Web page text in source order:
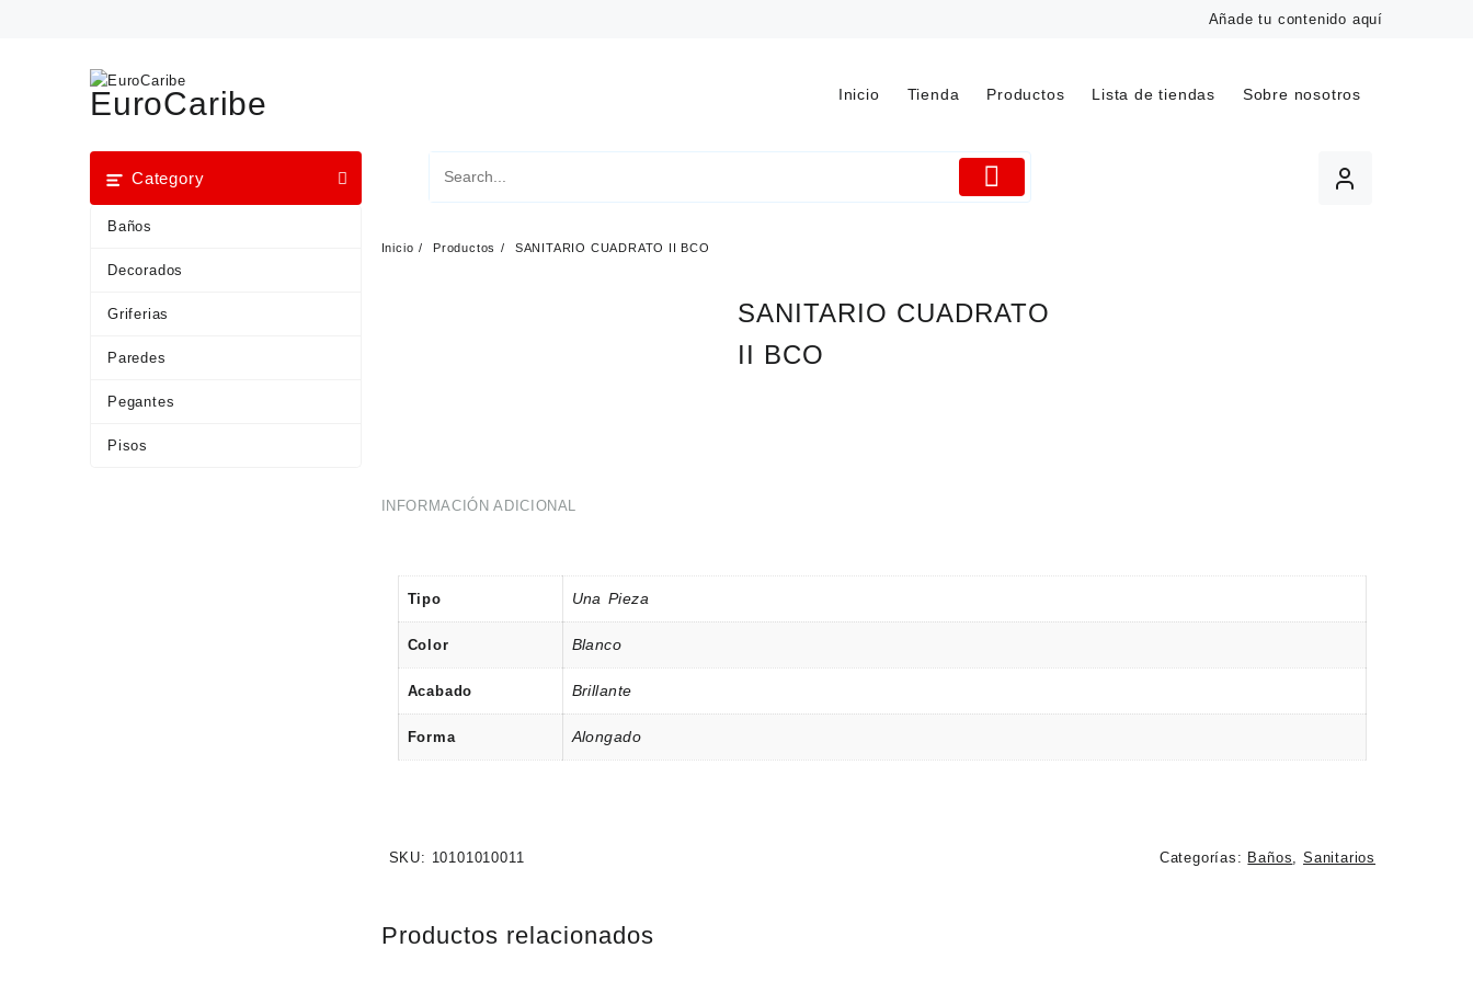
Añade tu contenido aquí
EuroCaribe Inicio Tienda Productos Lista de tiendas Sobre nosotros
Category
Baños
Decorados
Griferias
Paredes
Pegantes
Pisos
Inicio Productos SANITARIO CUADRATO II BCO
SANITARIO CUADRATO
II BCO
INFORMACIÓN ADICIONAL
Tipo Una Pieza
Color Blanco
Acabado Brillante
Forma Alongado
SKU: 10101010011 Categorías: Baños, Sanitarios
Productos relacionados